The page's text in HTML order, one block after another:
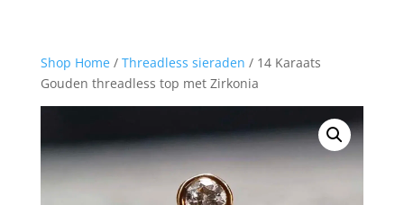
Shop Home/ Threadless sieraden / 14 Karaats
Gouden threadless top met Zirkonia